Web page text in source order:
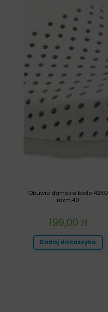
Obuwie damskie białe 4250
rozm.40
199,00 zł
Dodaj do koszyka